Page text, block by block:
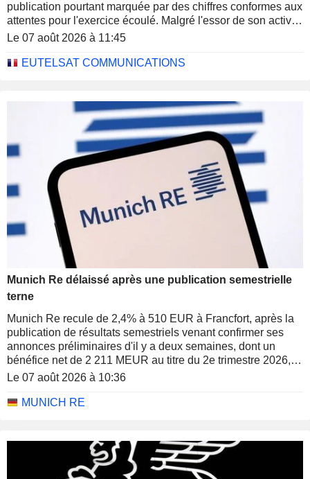
publication pourtant marquée par des chiffres conformes aux
attentes pour l'exercice écoulé. Malgré l'essor de son activité
LEO, le groupe a fait part d'objectifs jugés prudents par
raison des défis".
Le 07 août 2026 à 11:45
EUTELSAT COMMUNICATIONS
Munich Re délaissé après une publication semestrielle
terne
Munich Re recule de 2,4% à 510 EUR à Francfort, après la
publication de résultats semestriels venant confirmer ses
annonces préliminaires d'il y a deux semaines, dont un
bénéfice net de 2 211 MEUR au titre du 2e trimestre 2026,
contre 2 085 MEUR un an auparavant, mais faisant
Le 07 août 2026 à 10:36
MUNICH RE